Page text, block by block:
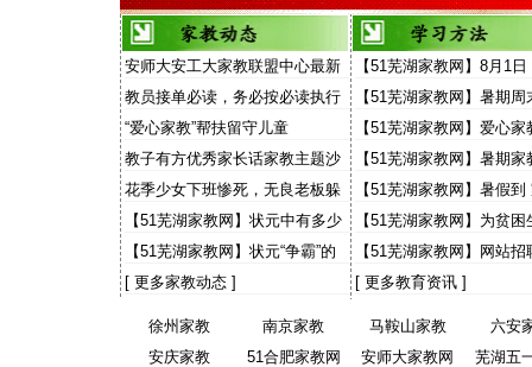
安师大安工大家教联盟中心最新
家教信息
教员接单必读，务必按必读执行
“爱心家教”帮扶留守儿童
教子有方优秀家长话家教主题沙
龙
花季少女下班惨死，无良老板躲
猫猫，天理何在？国法何在？
【51芜湖家教网】状元中有多少
来自农村
【51芜湖家教网】状元“争霸”的
意义
[ 更多家教动态 ]
【51芜湖家教网】8月1日
场“家教”演讲面向家长和
【51芜湖家教网】暑期周
费去听“家教大讲堂”
【51芜湖家教网】爱心家
出感人故事 “小老师”讲13
【51芜湖家教网】暑期家
大学生有些灰心
【51芜湖家教网】暑假
【51芜湖家教网】为贫困
事 财大预录生自荐当免
【51芜湖家教网】网站招
期工主流找工渠道 50%
[ 更多教育资讯 ]
徐州家教 南京家教 马鞍山家教
六安
安庆家教
51合肥家教网 安师大家教网
芜湖五